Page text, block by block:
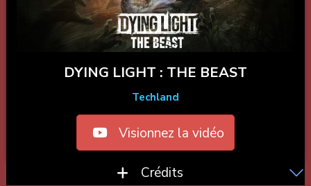
DYING LIGHT : THE BEAST
Techland
Visionnez la vidéo
Crédits